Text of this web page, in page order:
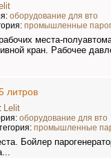
оборудование для вто
промышленные
места-
кран. Рабочее
литров
Lelit
оборудование для вто
промышленные
Бойлер